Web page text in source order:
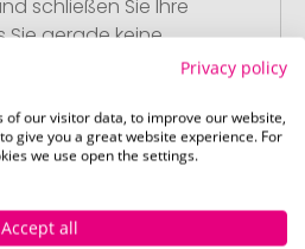
schließen Sie Ihre
Sie gerade keine
Verfügung haben,
später
Privacy policy
of our visitor data, to improve our website,
give you a great website experience. For
we use open the settings.
Accept all